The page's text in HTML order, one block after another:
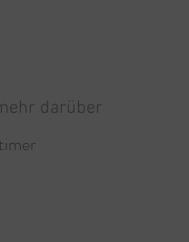
darüber